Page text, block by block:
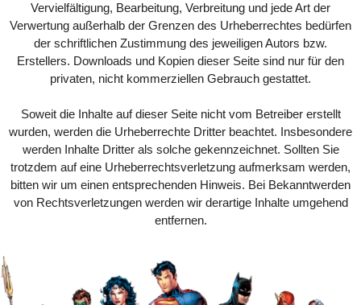
Vervielfältigung, Bearbeitung, Verbreitung und jede Art der
Verwertung außerhalb der Grenzen des Urheberrechtes bedürfen
der schriftlichen Zustimmung des jeweiligen Autors bzw.
Erstellers. Downloads und Kopien dieser Seite sind nur für den
privaten, nicht kommerziellen Gebrauch gestattet.
Soweit die Inhalte auf dieser Seite nicht vom Betreiber erstellt
wurden, werden die Urheberrechte Dritter beachtet. Insbesondere
werden Inhalte Dritter als solche gekennzeichnet. Sollten Sie
trotzdem auf eine Urheberrechtsverletzung aufmerksam werden,
bitten wir um einen entsprechenden Hinweis. Bei Bekanntwerden
von Rechtsverletzungen werden wir derartige Inhalte umgehend
entfernen.